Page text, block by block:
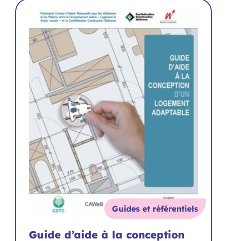
Guides et référentiels
Guide d’aide à la conception